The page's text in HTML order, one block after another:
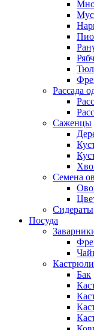
Рассада
Саженцы
Семена
Сидераты
Посуда
Кастрюли
Бак